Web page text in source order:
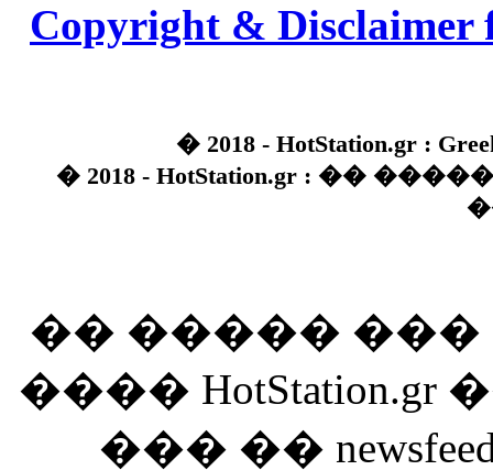
Copyright & Disclaimer
� 2018 - HotStation.gr :
� 2018 - HotStation.gr : ��
�� �����
����
��� ��